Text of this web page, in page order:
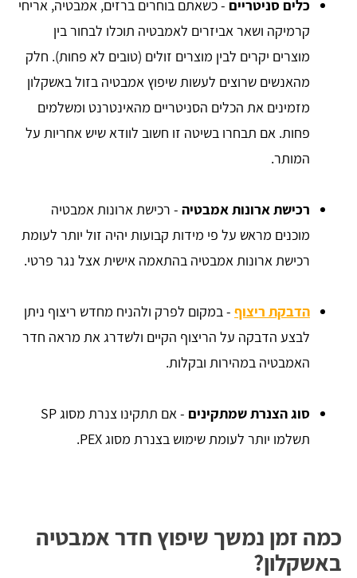
כלים סניטריים - כשאתם בוחרים ברזים, אמבטיה, אריחי
קרמיקה ושאר אביזרים לאמבטיה תוכלו לבחור בין
מוצרים יקרים לבין מוצרים זולים (טובים לא פחות). חלק
מהאנשים שרוצים לעשות שיפוץ אמבטיה בזול באשקלון
מזמינים את הכלים הסניטריים מהאינטרנט ומשלמים
פחות. אם תבחרו בשיטה זו חשוב לוודא שיש אחריות על
המותר.
רכישת ארונות אמבטיה - רכישת ארונות אמבטיה
מוכנים מראש על פי מידות קבועות יהיה זול יותר לעומת
רכישת ארונות אמבטיה בהתאמה אישית אצל נגר פרטי.
הדבקת ריצוף - במקום לפרק ולהניח מחדש ריצוף ניתן
לבצע הדבקה על הריצוף הקיים ולשדרג את מראה חדר
האמבטיה במהירות ובקלות.
סוג הצנרת שמתקינים
- אם תתקינו צנרת מסוג SP
תשלמו יותר לעומת שימוש בצנרת מסוג PEX.
כמה זמן נמשך שיפוץ חדר אמבטיה
באשקלון?